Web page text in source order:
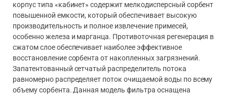
корпус типа «кабинет» содержит мелкодисперсный сорбент
повышенной емкости, который обеспечивает высокую
производительность и полное извлечение примесей,
особенно железа и марганца. Противоточная регенерация в
сжатом слое обеспечивает наиболее эффективное
восстановление сорбента от накопленных загрязнений.
Запатентованный сетчатый распределитель потока
равномерно распределяет поток очищаемой воды по всему
объему сорбента. Данная модель фильтра оснащена